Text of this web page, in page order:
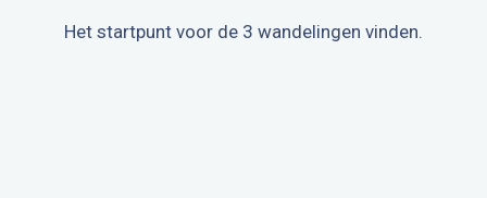
Het startpunt voor de 3 wandelingen vinden.